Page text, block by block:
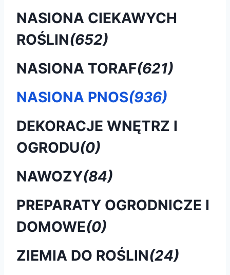
NASIONA CIEKAWYCH
ROŚLIN(652)
NASIONA TORAF(621)
NASIONA PNOS(936)
DEKORACJE WNĘTRZ I
OGRODU(0)
NAWOZY(84)
PREPARATY OGRODNICZE I
DOMOWE(0)
ZIEMIA DO ROŚLIN(24)